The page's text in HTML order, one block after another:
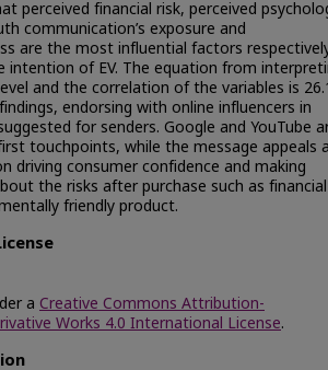
perceived financial risk, perceived
communication’s exposure and
are the most influential factors
intention of EV. The equation from
and the correlation of the variables is
endorsing with online influencers in
for senders. Google and YouTube
touchpoints, while the message appeals
driving consumer confidence and making
the risks after purchase such as financial
friendly product.
a Creative Commons Attribution-
Works 4.0 International License.